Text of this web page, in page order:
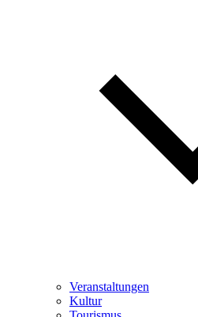
Veranstaltungen
Kultur